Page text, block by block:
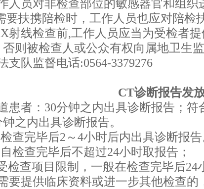
人员对非检查部位的敏感器官和组
扶携陪检时，工作人员也应对陪检
射线检查前,工作人员应当为受检者
则被检查人或公众有权向属地卫生
支队监督电话:0564-3379276
CT诊断报告发
患者： 30分钟之内出具诊断报告；
之内出具诊断报告。
查完毕后2～4小时后内出具诊断报告
检查完毕后不超过24小时取报告；
检查项目限制，一般在检查完毕后24
要提供临床资料或进一步其他检查的